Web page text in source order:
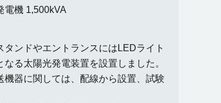
機 1,500kVA
ンドやエントランスにはLEDライト
る太陽光発電装置を設置しました。
機器に関しては、配線から設置、試験